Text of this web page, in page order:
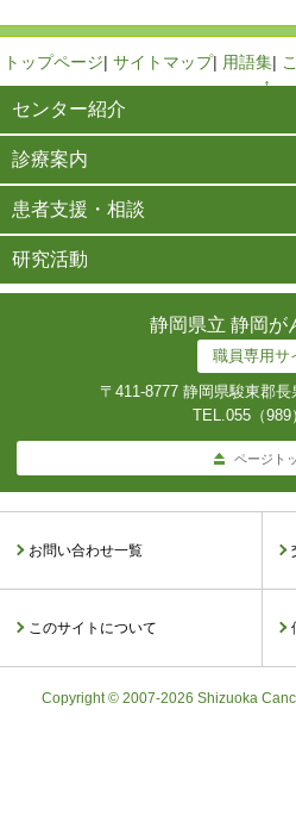
トップページ| サイトマップ| 用語集|
↑
センター紹介
診療案内
患者支援・相談
研究活動
静岡県立 静岡が
職員専用サ
〒411-8777 静岡県駿東郡
TEL.055（989
ページト
お問い合わせ一覧
このサイトについて
Copyright © 2007-2026 Shizuoka